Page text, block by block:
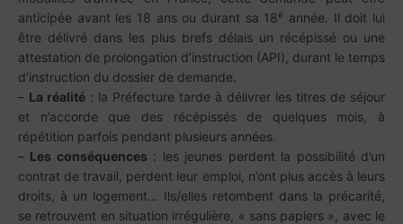
anticipée avant les 18 ans ou durant sa 18e année. Il doit lui
être délivré dans les plus brefs délais un récépissé ou une
attestation de prolongation d’instruction (API), durant le temps
d’instruction du dossier de demande.
– La réalité : la Préfecture tarde à délivrer les titres de séjour
et n’accorde que des récépissés de quelques mois, à
répétition parfois pendant plusieurs années.
– Les conséquences : les jeunes perdent la possibilité d’un
contrat de travail, perdent leur emploi, n’ont plus accès à leurs
droits, à un logement… Ils/elles retombent dans la précarité,
se retrouvent en situation irrégulière, « sans papiers », avec le